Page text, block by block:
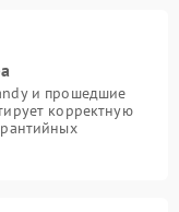
и прошедшие
корректную